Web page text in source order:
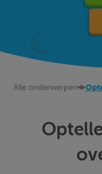
Alle onderwerpen